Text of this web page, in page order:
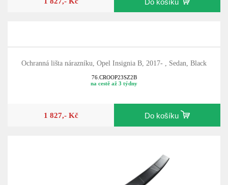
Ochranná lišta nárazníku, Opel Insignia B, 2017- , Sedan, Black
76.CROOP23SZ2B
na cestě až 3 týdny
1 827,- Kč Do košíku